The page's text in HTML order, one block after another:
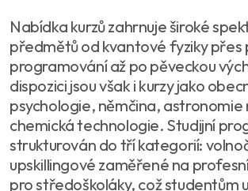
Nabídka kurzů zahrnuje široké
předmětů od kvantové fyziky přes
programování až po pěveckou
dispozici jsou však i kurzy jako
psychologie, němčina, astronomie
chemická technologie. Studijní
strukturován do tří kategorií:
upskillingové zaměřené na
pro středoškoláky, což studentům